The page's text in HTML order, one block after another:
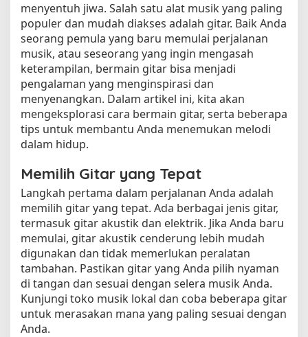
menyentuh jiwa. Salah satu alat musik yang paling
populer dan mudah diakses adalah gitar. Baik Anda
seorang pemula yang baru memulai perjalanan
musik, atau seseorang yang ingin mengasah
keterampilan, bermain gitar bisa menjadi
pengalaman yang menginspirasi dan
menyenangkan. Dalam artikel ini, kita akan
mengeksplorasi cara bermain gitar, serta beberapa
tips untuk membantu Anda menemukan melodi
dalam hidup.
Memilih Gitar yang Tepat
Langkah pertama dalam perjalanan Anda adalah
memilih gitar yang tepat. Ada berbagai jenis gitar,
termasuk gitar akustik dan elektrik. Jika Anda baru
memulai, gitar akustik cenderung lebih mudah
digunakan dan tidak memerlukan peralatan
tambahan. Pastikan gitar yang Anda pilih nyaman
di tangan dan sesuai dengan selera musik Anda.
Kunjungi toko musik lokal dan coba beberapa gitar
untuk merasakan mana yang paling sesuai dengan
Anda.